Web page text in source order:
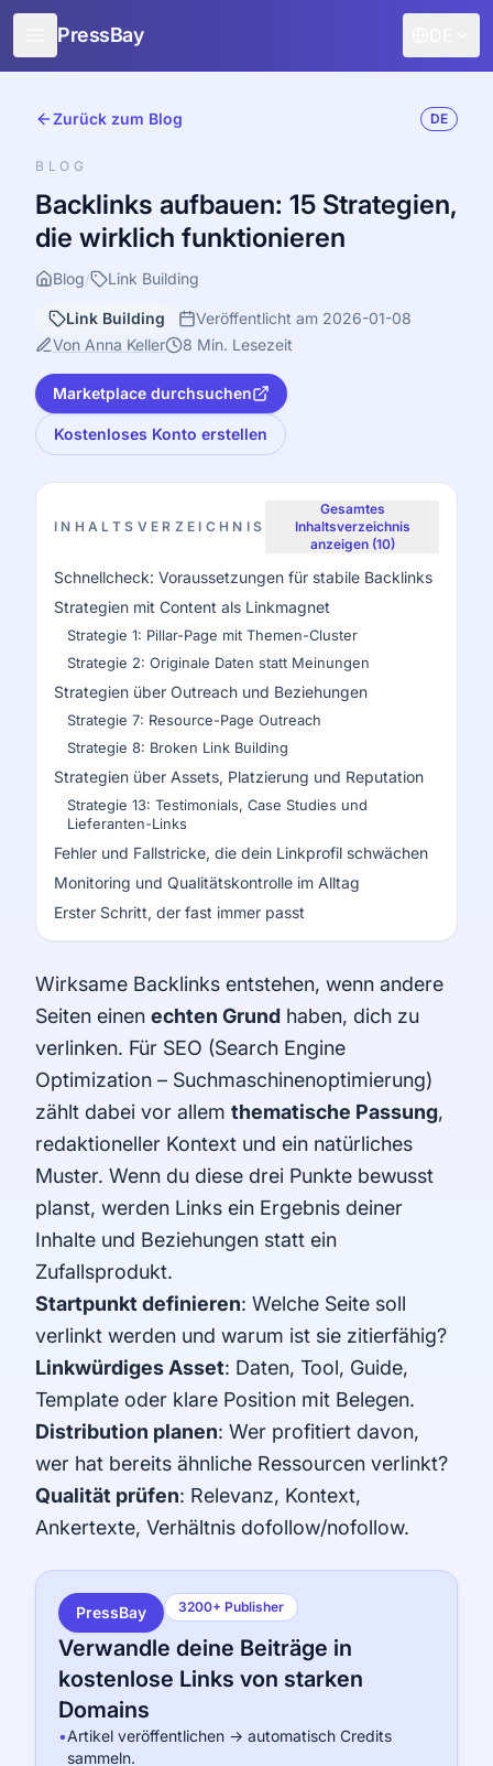
PressBay
Wie es funktioniert
Kostenlose Promotion
Blog
Zurück zum Blog DE
BLOG
Backlinks aufbauen: 15 Strategien,
die wirklich funktionieren
Blog/ Link Building
Link Building
Veröffentlicht am 2026-01-08
Von Anna Keller
8 Min. Lesezeit
Marketplace durchsuchen
Kostenloses Konto erstellen
INHALTSVERZEICHNIS
Gesamtes
Inhaltsverzeichnis
anzeigen (10)
Schnellcheck: Voraussetzungen für stabile Backlinks
Strategien mit Content als Linkmagnet
Strategie 1: Pillar-Page mit Themen-Cluster
Strategie 2: Originale Daten statt Meinungen
Strategien über Outreach und Beziehungen
Strategie 7: Resource-Page Outreach
Strategie 8: Broken Link Building
Strategien über Assets, Platzierung und Reputation
Strategie 13: Testimonials, Case Studies und
Lieferanten-Links
Fehler und Fallstricke, die dein Linkprofil schwächen
Monitoring und Qualitätskontrolle im Alltag
Erster Schritt, der fast immer passt
Wirksame Backlinks entstehen, wenn andere
Seiten einen echten Grund haben, dich zu
verlinken. Für SEO (Search Engine
Optimization – Suchmaschinenoptimierung)
zählt dabei vor allem thematische Passung,
redaktioneller Kontext und ein natürliches
Muster. Wenn du diese drei Punkte bewusst
planst, werden Links ein Ergebnis deiner
Inhalte und Beziehungen statt ein
Zufallsprodukt.
Startpunkt definieren: Welche Seite soll
verlinkt werden und warum ist sie zitierfähig?
Linkwürdiges Asset: Daten, Tool, Guide,
Template oder klare Position mit Belegen.
Distribution planen: Wer profitiert davon,
wer hat bereits ähnliche Ressourcen verlinkt?
Qualität prüfen: Relevanz, Kontext,
Ankertexte, Verhältnis dofollow/nofollow.
PressBay 3200+ Publisher
Verwandle deine Beiträge in
kostenlose Links von starken
Domains
•Artikel veröffentlichen → automatisch Credits
sammeln.